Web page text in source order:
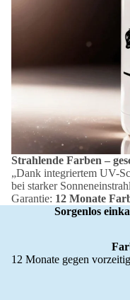
Strahlende Farben –
„Dank integriertem UV-
bei starker
Garantie: 12 Monate
Sorgenlos
12 Monate gegen